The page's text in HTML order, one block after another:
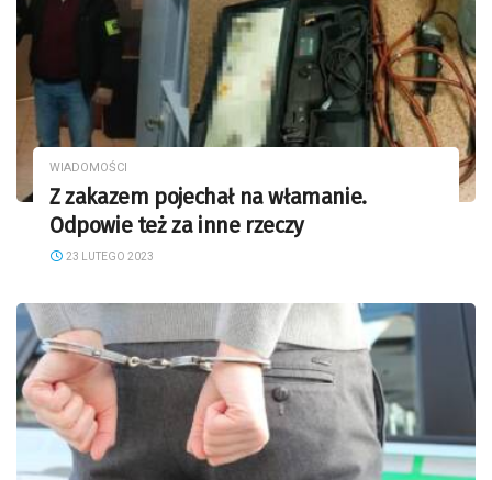
WIADOMOŚCI
Z zakazem pojechał na włamanie.
Odpowie też za inne rzeczy
23 LUTEGO 2023